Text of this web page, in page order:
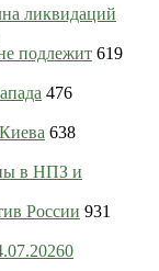
ликвидаций
подлежит 619
476
638
в НПЗ и
России 931
0